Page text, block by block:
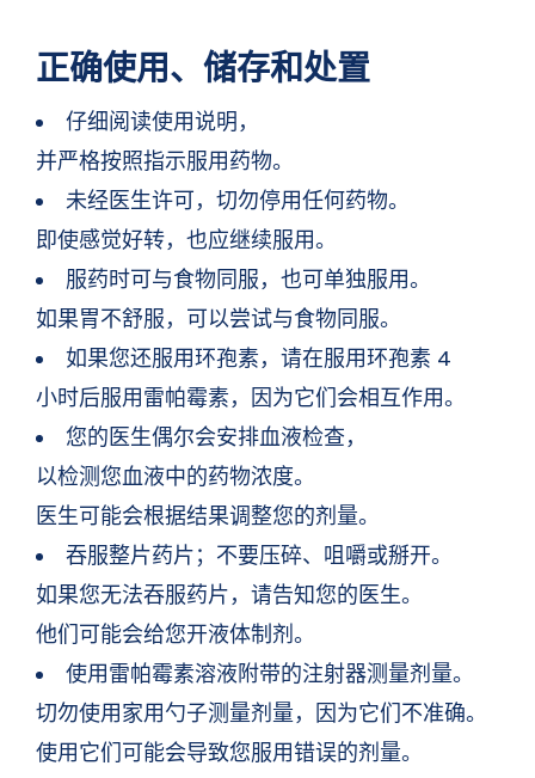
正确使用、储存和处置
仔细阅读使用说明，
并严格按照指示服用药物。
未经医生许可，切勿停用任何药物。
即使感觉好转，也应继续服用。
服药时可与食物同服，也可单独服用。
如果胃不舒服，可以尝试与食物同服。
如果您还服用环孢素，请在服用环孢素 4
小时后服用雷帕霉素，因为它们会相互作用。
您的医生偶尔会安排血液检查，
以检测您血液中的药物浓度。
医生可能会根据结果调整您的剂量。
吞服整片药片；不要压碎、咀嚼或掰开。
如果您无法吞服药片，请告知您的医生。
他们可能会给您开液体制剂。
使用雷帕霉素溶液附带的注射器测量剂量。
切勿使用家用勺子测量剂量，因为它们不准确。
使用它们可能会导致您服用错误的剂量。